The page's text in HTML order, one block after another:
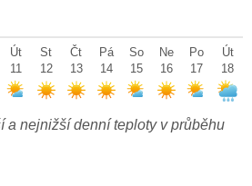
Út
11
St
12
Čt
13
Pá
14
So
15
Ne
16
Po
17
Út
18
a nejnižší denní teploty v průběhu